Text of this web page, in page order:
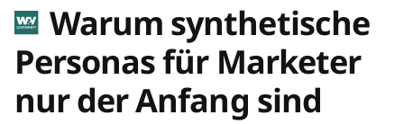
Warum synthetische
Personas für Marketer
nur der Anfang sind